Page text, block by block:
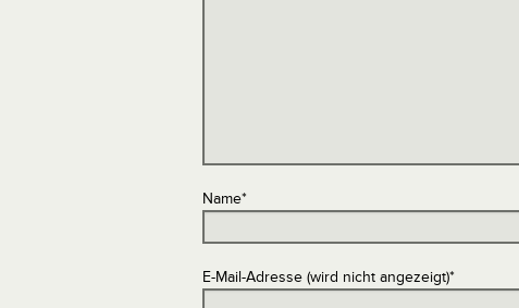
Name*
E-Mail-Adresse (wird nicht angezeigt)*